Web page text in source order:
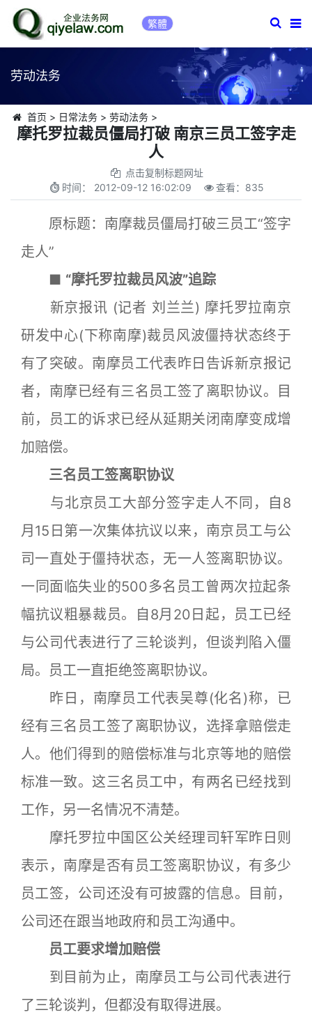
繁體
劳动法务
首页 > 日常法务> 劳动法务>
摩托罗拉裁员僵局打破 南京三员工签字走
人
点击复制标题网址
时间： 2012-09-12 16:02:09 查看： 835
原标题：南摩裁员僵局打破三员工“签字
走人”
■ “摩托罗拉裁员风波”追踪
新京报讯 (记者 刘兰兰) 摩托罗拉南京
研发中心(下称南摩)裁员风波僵持状态终于
有了突破。南摩员工代表昨日告诉新京报记
者，南摩已经有三名员工签了离职协议。目
前，员工的诉求已经从延期关闭南摩变成增
加赔偿。
三名员工签离职协议
与北京员工大部分签字走人不同，自8
月15日第一次集体抗议以来，南京员工与公
司一直处于僵持状态，无一人签离职协议。
一同面临失业的500多名员工曾两次拉起条
幅抗议粗暴裁员。自8月20日起，员工已经
与公司代表进行了三轮谈判，但谈判陷入僵
局。员工一直拒绝签离职协议。
昨日，南摩员工代表吴尊(化名)称，已
经有三名员工签了离职协议，选择拿赔偿走
人。他们得到的赔偿标准与北京等地的赔偿
标准一致。这三名员工中，有两名已经找到
工作，另一名情况不清楚。
摩托罗拉中国区公关经理司轩军昨日则
表示，南摩是否有员工签离职协议，有多少
员工签，公司还没有可披露的信息。目前，
公司还在跟当地政府和员工沟通中。
员工要求增加赔偿
到目前为止，南摩员工与公司代表进行
了三轮谈判，但都没有取得进展。